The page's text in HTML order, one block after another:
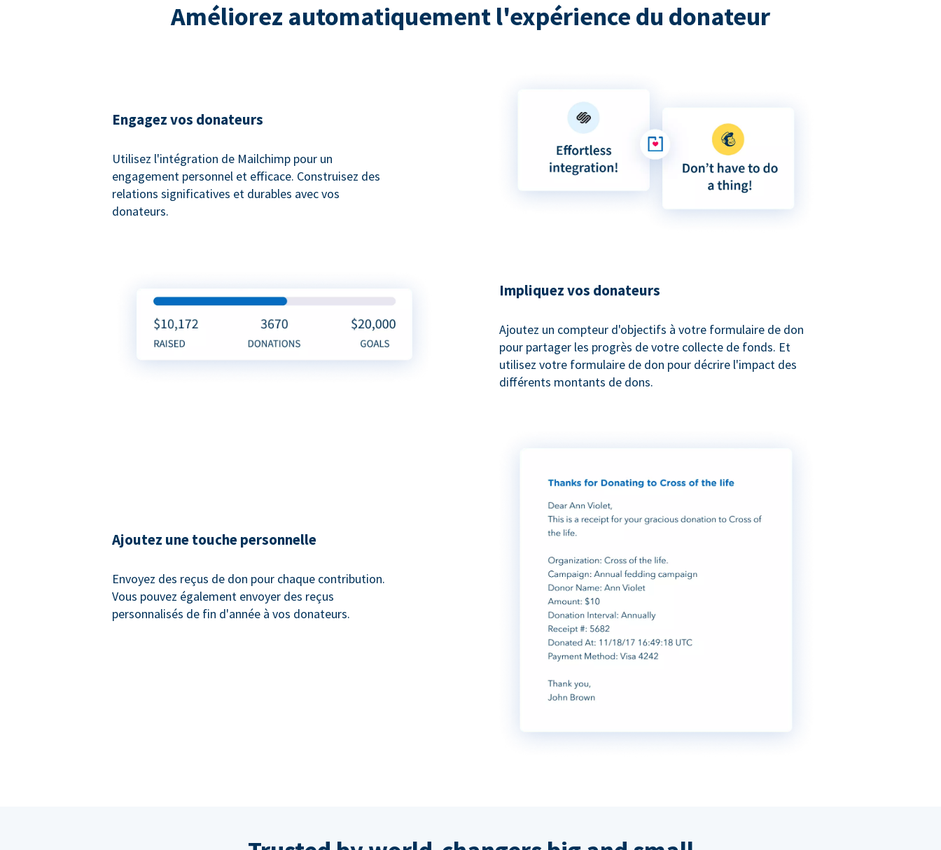
Améliorez automatiquement l'expérience du donateur
Engagez vos donateurs
Utilisez l'intégration de Mailchimp pour un
engagement personnel et efficace. Construisez des
relations significatives et durables avec vos
donateurs.
Impliquez vos donateurs
Ajoutez un compteur d'objectifs à votre formulaire de don
pour partager les progrès de votre collecte de fonds. Et
utilisez votre formulaire de don pour décrire l'impact des
différents montants de dons.
Ajoutez une touche personnelle
Envoyez des reçus de don pour chaque contribution.
Vous pouvez également envoyer des reçus
personnalisés de fin d'année à vos donateurs.